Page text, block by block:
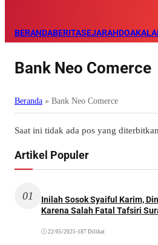
BERANDABERITASEJARAHDOA
Bank Neo Comerce
Beranda » Bank Neo Comerce
Saat ini tidak ada pos yang
Artikel Populer
01
Inilah Sosok Syaiful Karim,
Karena Salah Fatal Tafsiri
22/05/2025 •187 Dilihat